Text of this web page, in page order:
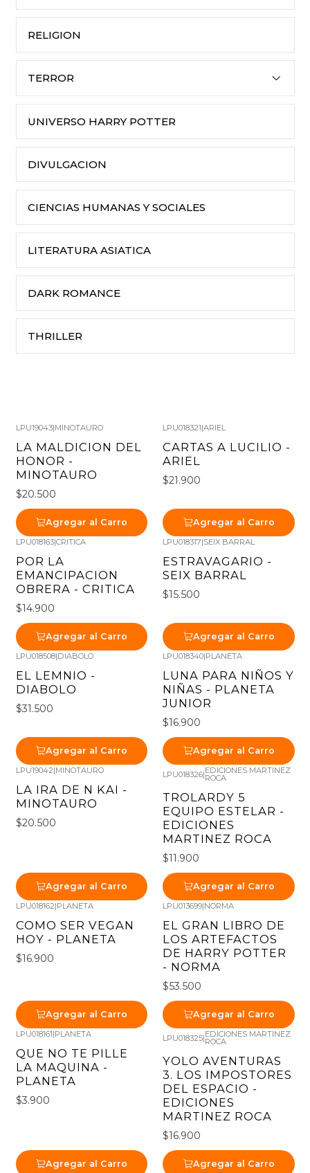
RELIGION
TERROR
UNIVERSO HARRY POTTER
DIVULGACION
CIENCIAS HUMANAS Y SOCIALES
LITERATURA ASIATICA
DARK ROMANCE
THRILLER
LPU19043|MINOTAURO
LA MALDICION DEL
HONOR -
MINOTAURO
$20.500
Agregar al Carro
LPU018321|ARIEL
CARTAS A LUCILIO -
ARIEL
$21.900
Agregar al Carro
LPU018163|CRITICA
POR LA
EMANCIPACION
OBRERA - CRITICA
$14.900
Agregar al Carro
LPU018317|SEIX BARRAL
ESTRAVAGARIO -
SEIX BARRAL
$15.500
Agregar al Carro
LPU018508|DIABOLO
EL LEMNIO -
DIABOLO
$31.500
Agregar al Carro
LPU018340|PLANETA
LUNA PARA NIÑOS Y
NIÑAS - PLANETA
JUNIOR
$16.900
Agregar al Carro
LPU19042|MINOTAURO
LA IRA DE N KAI -
MINOTAURO
$20.500
Agregar al Carro
LPU018326|EDICIONES MARTINEZ
ROCA
TROLARDY 5
EQUIPO ESTELAR -
EDICIONES
MARTINEZ ROCA
$11.900
Agregar al Carro
LPU018162|PLANETA
COMO SER VEGAN
HOY - PLANETA
$16.900
Agregar al Carro
LPU013699|NORMA
EL GRAN LIBRO DE
LOS ARTEFACTOS
DE HARRY POTTER
- NORMA
$53.500
Agregar al Carro
LPU018161|PLANETA
QUE NO TE PILLE
LA MAQUINA -
PLANETA
$3.900
Agregar al Carro
LPU018325|EDICIONES MARTINEZ
ROCA
YOLO AVENTURAS
3. LOS IMPOSTORES
DEL ESPACIO -
EDICIONES
MARTINEZ ROCA
$16.900
Agregar al Carro